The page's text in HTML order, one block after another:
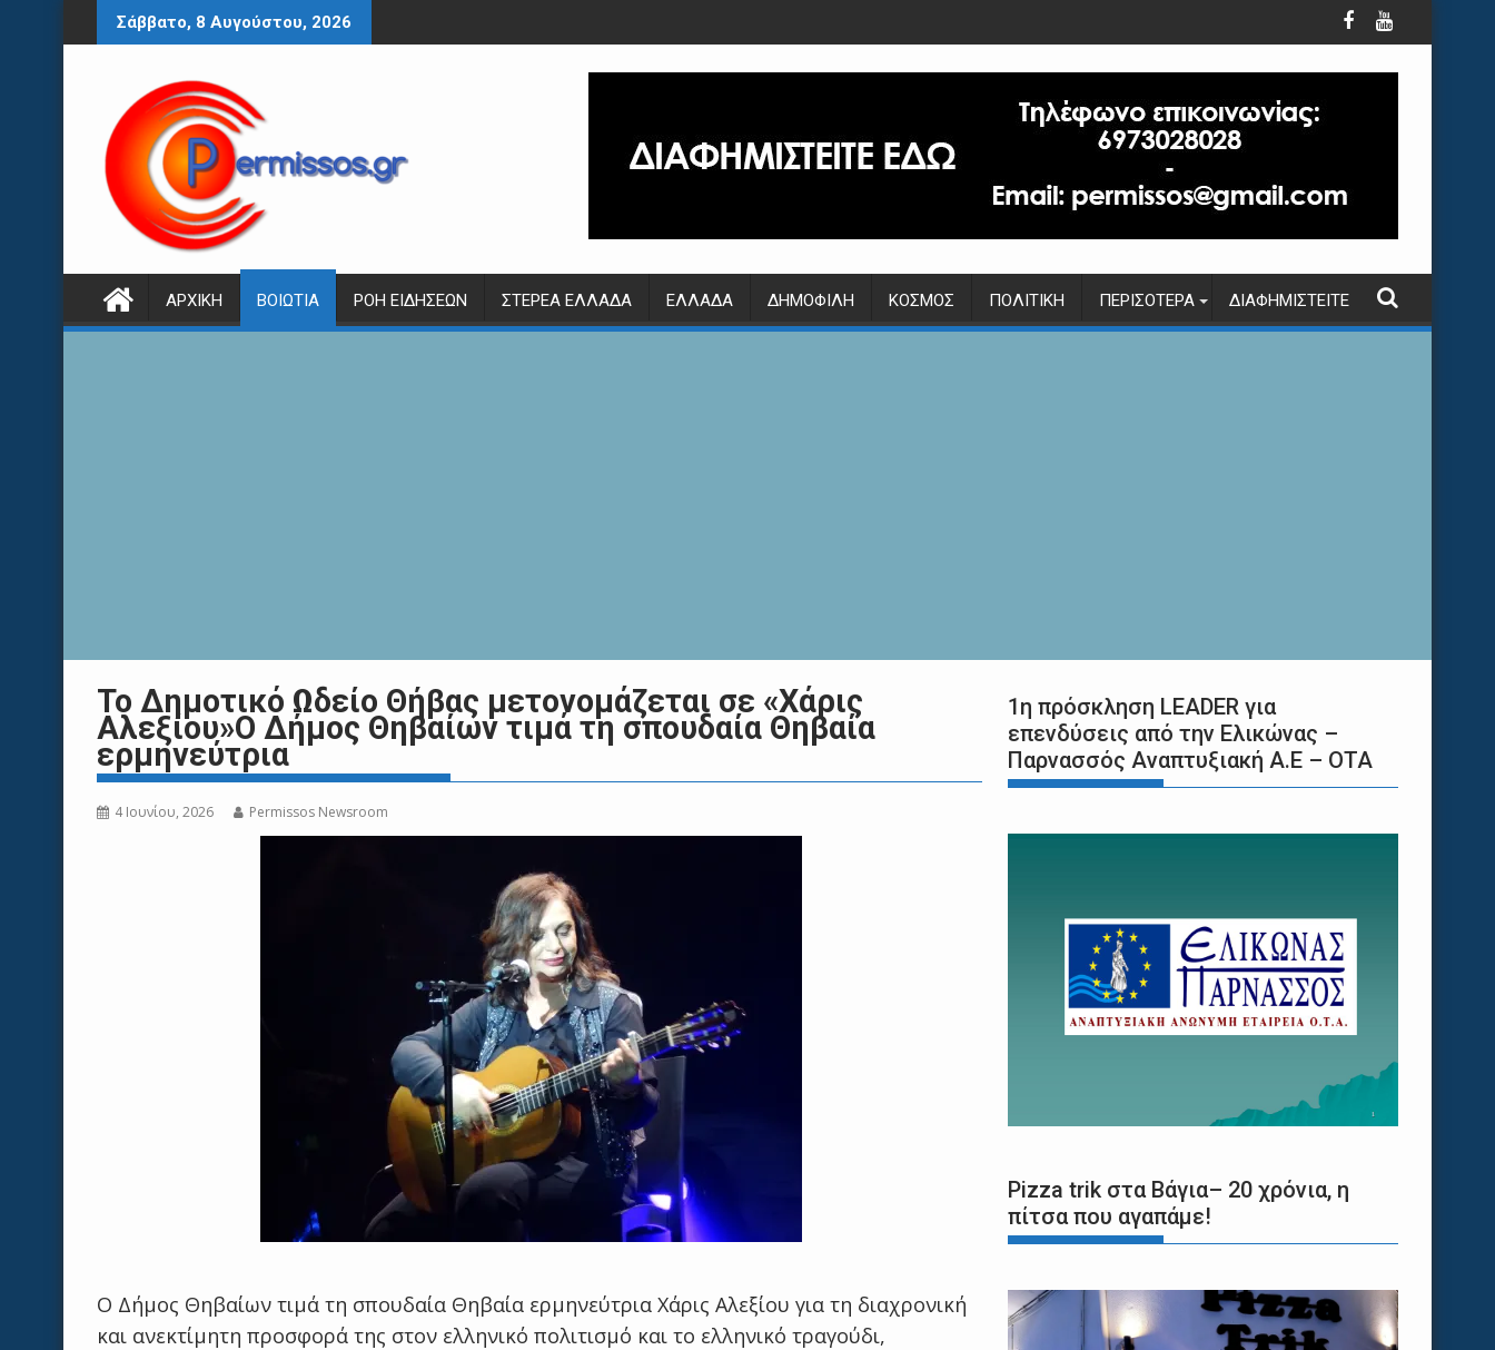
Περάστε
στο
Σάββατο, 8 Αυγούστου, 2026
ΑΡΧΙΚΉ ΒΟΙΩΤΊΑ ΡΟΉ ΕΙΔΉΣΕΩΝ ΣΤΕΡΕΆ ΕΛΛΆΔΑ ΕΛΛΆΔΑ ΔΗΜΟΦΙΛΉ ΚΌΣΜΟΣ ΠΟΛΙΤΙΚΉ ΠΕΡΙΣΌΤΕΡΑ ΔΙΑΦΗΜΙΣΤΕΊΤΕ
Το Δημοτικό Ωδείο Θήβας μετονομάζεται σε «Χάρις
Αλεξίου»Ο Δήμος Θηβαίων τιμά τη σπουδαία Θηβαία
ερμηνεύτρια
4 Ιουνίου, 2026 Permissos Newsroom
Ο Δήμος Θηβαίων τιμά τη σπουδαία Θηβαία ερμηνεύτρια Χάρις Αλεξίου για τη διαχρονική
και ανεκτίμητη προσφορά της στον ελληνικό πολιτισμό και το ελληνικό τραγούδι,
1η πρόσκληση LEADER για
επενδύσεις από την Ελικώνας –
Παρνασσός Αναπτυξιακή Α.Ε – ΟΤΑ
Pizza trik στα Βάγια– 20 χρόνια, η
πίτσα που αγαπάμε!